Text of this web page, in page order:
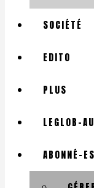
SOCIÉTÉ
EDITO
PLUS
LEGLOB-
ABONNÉ-ES